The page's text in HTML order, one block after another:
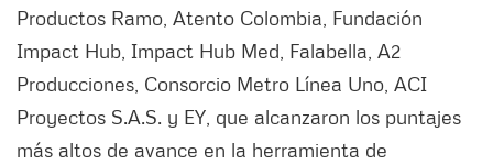
Productos Ramo, Atento Colombia, Fundación
Impact Hub, Impact Hub Med, Falabella, A2
Producciones, Consorcio Metro Línea Uno, ACI
Proyectos S.A.S. y EY, que alcanzaron los puntajes
más altos de avance en la herramienta de